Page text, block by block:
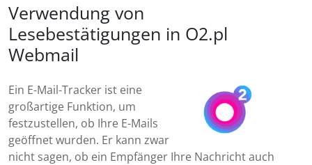
Verwendung von
Lesebestätigungen in O2.pl
Webmail
Ein E-Mail-Tracker ist eine
großartige Funktion, um
festzustellen, ob Ihre E-Mails
geöffnet wurden. Er kann zwar
nicht sagen, ob ein Empfänger Ihre Nachricht auch